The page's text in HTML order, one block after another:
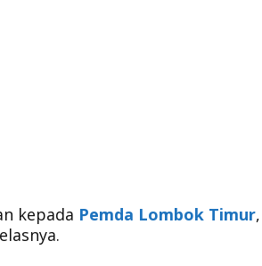
kepada Pemda Lombok Timur